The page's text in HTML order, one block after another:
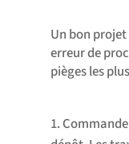
Un bon
erreur de
pièges les